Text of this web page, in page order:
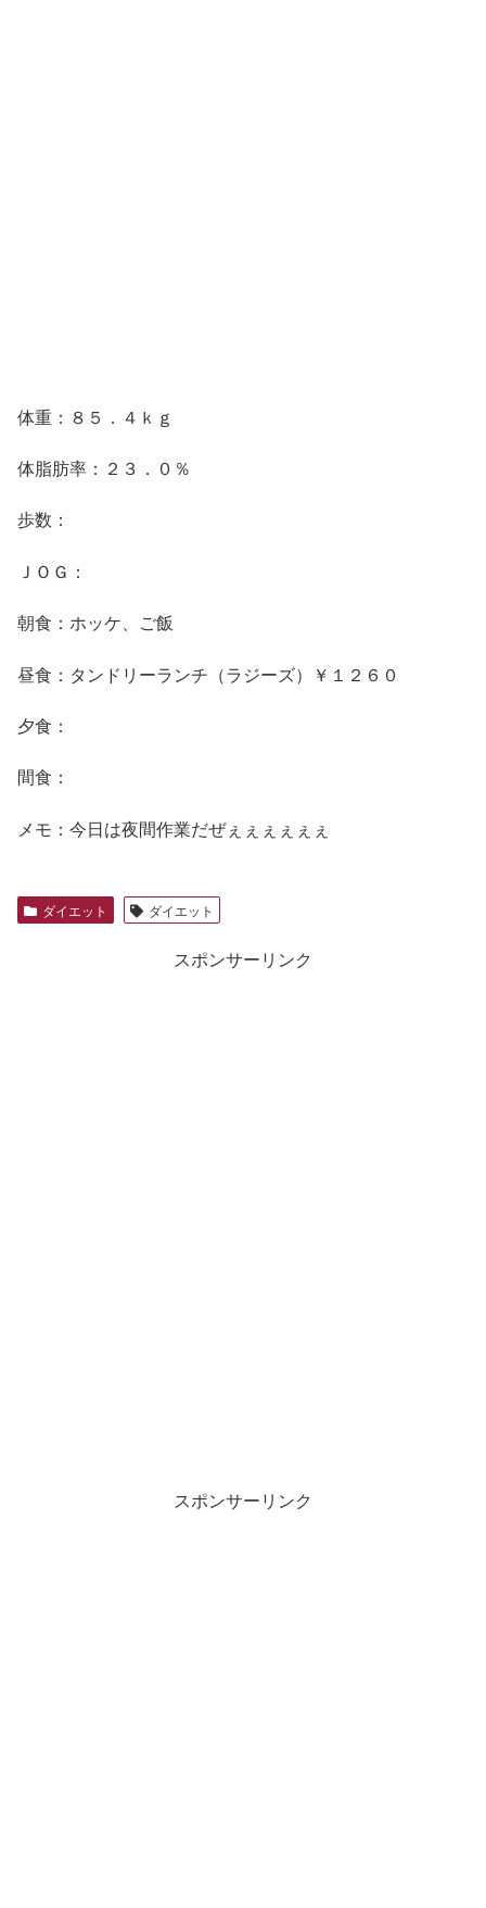
体重：８５．４ｋｇ
体脂肪率：２３．０％
歩数：
ＪＯＧ：
朝食：ホッケ、ご飯
昼食：タンドリーランチ（ラジーズ）￥１２６０
夕食：
間食：
メモ：今日は夜間作業だぜぇぇぇぇぇぇ
ダイエット ダイエット
スポンサーリンク
スポンサーリンク